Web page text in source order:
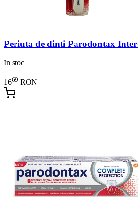
Periuta de dinti Parodontax
In stoc
1669 RON